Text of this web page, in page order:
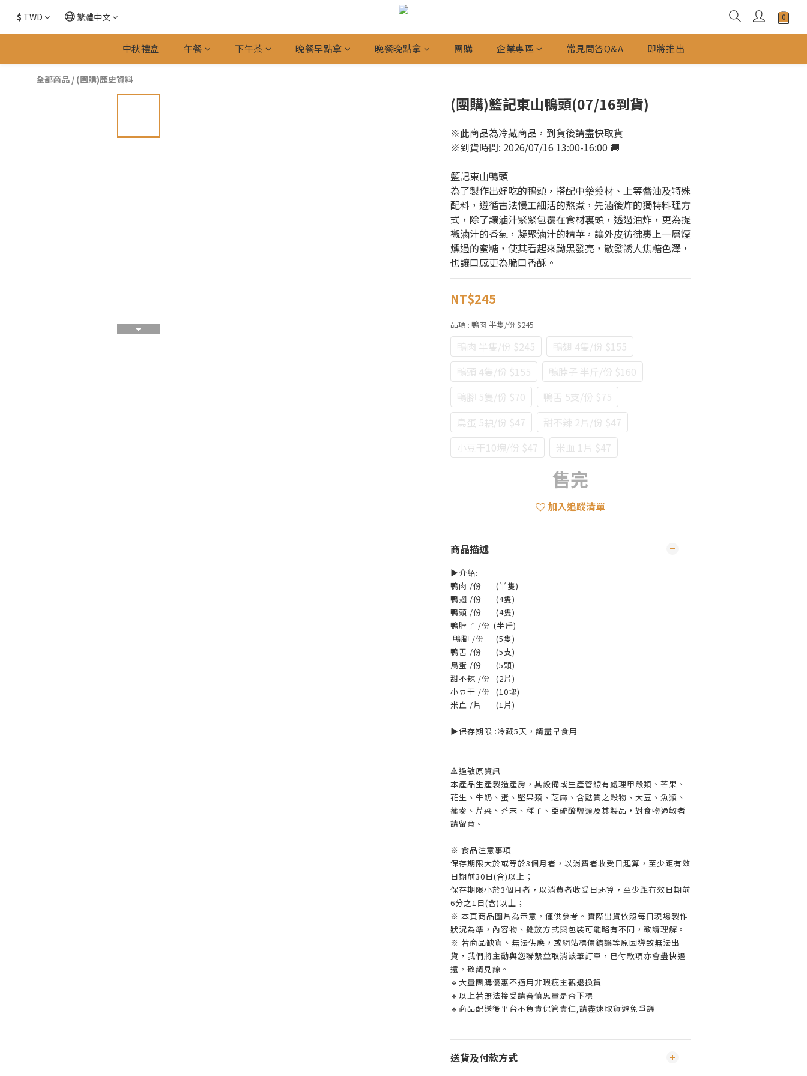
$ TWD 繁體中文
中秋禮盒 午餐 下午茶 晚餐早點拿 晚餐晚點拿 團購 企業專區 常見問答Q&A 即將推出
全部商品 / (團購)歷史資料
(團購)籃記東山鴨頭(07/16到貨)
※此商品為冷藏商品，到貨後請盡快取貨
※到貨時間: 2026/07/16 13:00-16:00 🚚
籃記東山鴨頭
為了製作出好吃的鴨頭，搭配中藥藥材、上等醬油及特殊
配料，遵循古法慢工細活的熬煮，先滷後炸的獨特料理方
式，除了讓滷汁緊緊包覆在食材裏頭，透過油炸，更為提
襯滷汁的香氣，凝聚滷汁的精華，讓外皮彷彿裹上一層煙
燻過的蜜糖，使其看起來黝黑發亮，散發誘人焦糖色澤，
也讓口感更為脆口香酥。
NT$245
品項 : 鴨肉 半隻/份 $245
鴨肉 半隻/份 $245
鴨翅 4隻/份 $155
鴨頭 4隻/份 $155
鴨脖子 半斤/份 $160
鴨腳 5隻/份 $70
鴨舌 5支/份 $75
鳥蛋 5顆/份 $47
甜不辣 2片/份 $47
小豆干10塊/份 $47
米血 1片 $47
售完
加入追蹤清單
商品描述
▶️介紹:
鴨肉 /份
(半隻)
鴨翅 /份
(4隻)
鴨頭 /份
(4隻)
鴨脖子 /份 (半斤)
鴨腳 /份
(5隻)
鴨舌 /份
(5支)
鳥蛋 /份
(5顆)
甜不辣 /份 (2片)
小豆干 /份 (10塊)
米血 /片
(1片)
▶️保存期限 :冷藏5天，請盡早食用
🔺過敏原資訊
本產品生產製造產房，其設備或生產管線有處理甲殼類、芒果、
花生、牛奶、蛋、堅果類、芝麻、含麩質之穀物、大豆、魚類、
蕎麥、芹菜、芥末、種子、亞硫酸鹽類及其製品，對食物過敏者
請留意。
※ 食品注意事項
保存期限大於或等於3個月者，以消費者收受日起算，至少距有效
日期前30日(含)以上；
保存期限小於3個月者，以消費者收受日起算，至少距有效日期前
6分之1日(含)以上；
※ 本頁商品圖片為示意，僅供參考。實際出貨依照每日現場製作
狀況為準，內容物、擺放方式與包裝可能略有不同，敬請理解。
※ 若商品缺貨、無法供應，或網站標價錯誤等原因導致無法出
貨，我們將主動與您聯繫並取消該筆訂單，已付款項亦會盡快退
還，敬請見諒。
🔹大量團購優惠不適用非瑕疵主觀退換貨
🔹以上若無法接受請審慎思量是否下標
🔹商品配送後平台不負責保管責任,請盡速取貨避免爭議
送貨及付款方式